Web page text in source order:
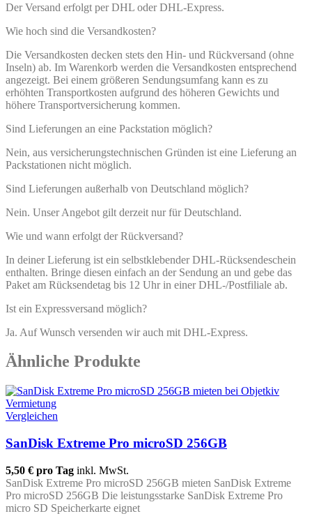
Der Versand erfolgt per DHL oder DHL-Express.
Wie hoch sind die Versandkosten?
Die Versandkosten decken stets den Hin- und Rückversand (ohne
Inseln) ab. Im Warenkorb werden die Versandkosten entsprechend
angezeigt. Bei einem größeren Sendungsumfang kann es zu
erhöhten Transportkosten aufgrund des höheren Gewichts und
höhere Transportversicherung kommen.
Sind Lieferungen an eine Packstation möglich?
Nein, aus versicherungstechnischen Gründen ist eine Lieferung an
Packstationen nicht möglich.
Sind Lieferungen außerhalb von Deutschland möglich?
Nein. Unser Angebot gilt derzeit nur für Deutschland.
Wie und wann erfolgt der Rückversand?
In deiner Lieferung ist ein selbstklebender DHL-Rücksendeschein
enthalten. Bringe diesen einfach an der Sendung an und gebe das
Paket am Rücksendetag bis 12 Uhr in einer DHL-/Postfiliale ab.
Ist ein Expressversand möglich?
Ja. Auf Wunsch versenden wir auch mit DHL-Express.
Ähnliche Produkte
Vergleichen
SanDisk Extreme Pro microSD 256GB
5,50 € pro Tag inkl. MwSt.
SanDisk Extreme Pro microSD 256GB mieten SanDisk Extreme
Pro microSD 256GB Die leistungsstarke SanDisk Extreme Pro
micro SD Speicherkarte eignet